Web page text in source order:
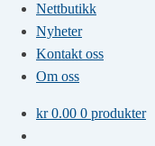
Nettbutikk
Nyheter
Kontakt oss
Om oss
kr0.00 0 produkter